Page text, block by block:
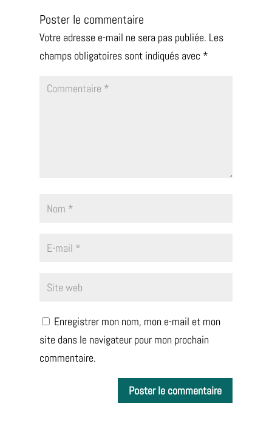
Poster le commentaire
Votre adresse e-mail ne sera pas publiée. Les
champs obligatoires sont indiqués avec *
Enregistrer mon nom, mon e-mail et mon
site dans le navigateur pour mon prochain
commentaire.